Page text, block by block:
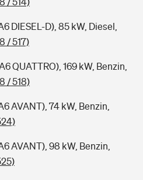
DIESEL-D), 85 kW, Diesel,
/ 517)
QUATTRO), 169 kW, Benzin,
/ 518)
AVANT), 74 kW, Benzin,
AVANT), 98 kW, Benzin,